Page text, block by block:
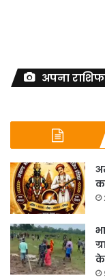
अपना
के